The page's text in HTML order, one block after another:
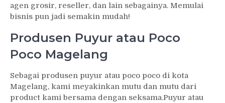
agen grosir, reseller, dan lain sebagainya. Memulai
bisnis pun jadi semakin mudah!
Produsen Puyur atau Poco
Poco Magelang
Sebagai produsen puyur atau poco poco di kota
Magelang, kami meyakinkan mutu dan mutu dari
product kami bersama dengan seksama.Puyur atau